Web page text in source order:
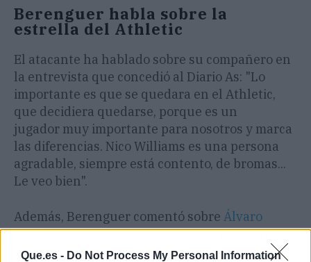
Que.es - Do Not Process My Personal Information
Berenguer habla sobre la
estrella del Athletic
El atacante ha hablado sobre su compañero en
la entrevista que concedió al Diario As: "Lo
importante es que se quedara en el Athletic,
que decidiera quedarse, porque es un
jugador muy importante para nosotros y marca
las diferencias. Nico Williams es una persona
agradable, siempre está contento, de bromas...
Le veo bien".
Además, Berenguer comentó sobre Álvaro
Djaló:"Le veo bien, es un chaval que se tiene
que adaptar un poco al fútbol español. Es